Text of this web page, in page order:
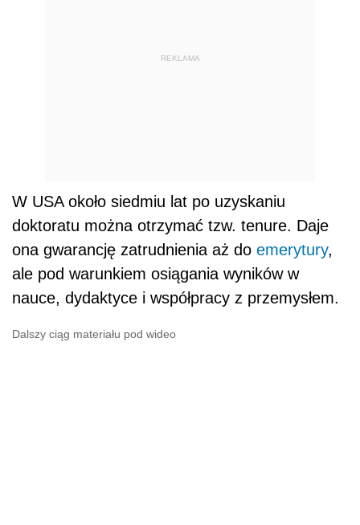
REKLAMA
W USA około siedmiu lat po uzyskaniu
doktoratu można otrzymać tzw. tenure. Daje
ona gwarancję zatrudnienia aż do emerytury,
ale pod warunkiem osiągania wyników w
nauce, dydaktyce i współpracy z przemysłem.
Dalszy ciąg materiału pod wideo